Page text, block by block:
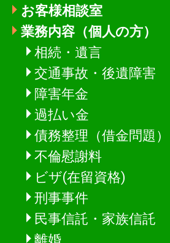
お客様相談室
業務内容（個人の方）
相続・遺言
交通事故・後遺障害
障害年金
過払い金
債務整理（借金問題）
不倫慰謝料
ビザ(在留資格)
刑事事件
民事信託・家族信託
離婚